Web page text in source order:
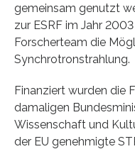
gemeinsam genutzt
zur ESRF im Jahr
Forscherteam die
Synchrotronstrahlung.
Finanziert wurden die
damaligen
Wissenschaft und
der EU genehmigte